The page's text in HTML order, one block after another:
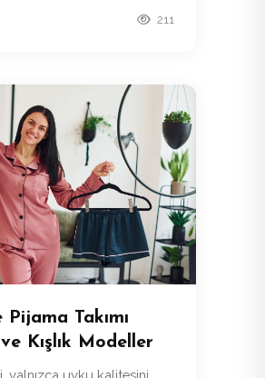
211
Takımı
Kışlık Modeller
yalnızca uyku kalitesini